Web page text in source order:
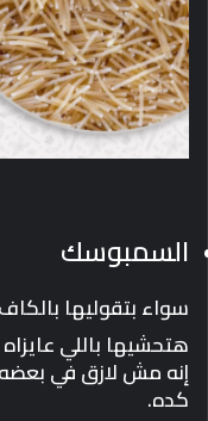
السمبوسك
سواء بتقوليها
هتحشيها باللي
إنه مش لازق في
كده.